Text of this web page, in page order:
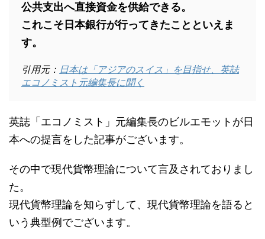
公共支出へ直接資金を供給できる。
これこそ日本銀行が行ってきたことといえま
す。
引用元： 日本は「アジアのスイス」を目指せ、英誌
エコノミスト元編集長に聞く
英誌「エコノミスト」元編集長のビルエモットが日
本への提言をした記事がございます。
その中で現代貨幣理論について言及されておりまし
た。
現代貨幣理論を知らずして、現代貨幣理論を語ると
いう典型例でございます。